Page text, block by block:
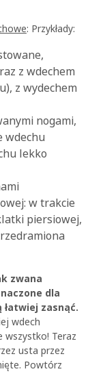
: Przykłady:
z wdechem
z wydechem
nogami,
wdechu
lekko
w trakcie
piersiowej,
zwana
dla
zasnąć.
wdech
wszystko! Teraz
usta przez
Powtórz